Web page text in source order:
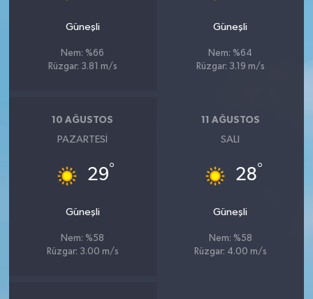
Güneşli
Nem: %66
Rüzgar: 3.81 m/s
Güneşli
Nem: %64
Rüzgar: 3.19 m/s
10 AĞUSTOS
PAZARTESI
29°
Güneşli
Nem: %58
Rüzgar: 3.00 m/s
11 AĞUSTOS
SALI
28°
Güneşli
Nem: %58
Rüzgar: 4.00 m/s